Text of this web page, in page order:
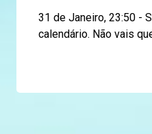
31 de Janeiro, 23:50 -
calendário. Não vais